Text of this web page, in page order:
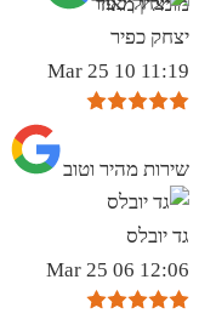
מומלץ מאוד
יצחק כפיר
11:19 10 Mar 25
שירות מהיר וטוב
גד יובלס
12:06 06 Mar 25